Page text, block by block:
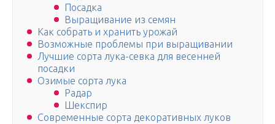
Посадка
Выращивание из семян
Как собрать и хранить урожай
Возможные проблемы при выращивании
Лучшие сорта лука-севка для весенней
посадки
Озимые сорта лука
Радар
Шекспир
Современные сорта декоративных луков